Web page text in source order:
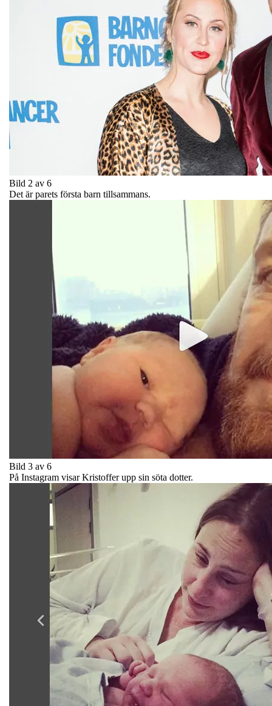
Bild 2 av 6
Det är parets första barn tillsammans.
Bild 3 av 6
På Instagram visar Kristoffer upp sin söta dotter.